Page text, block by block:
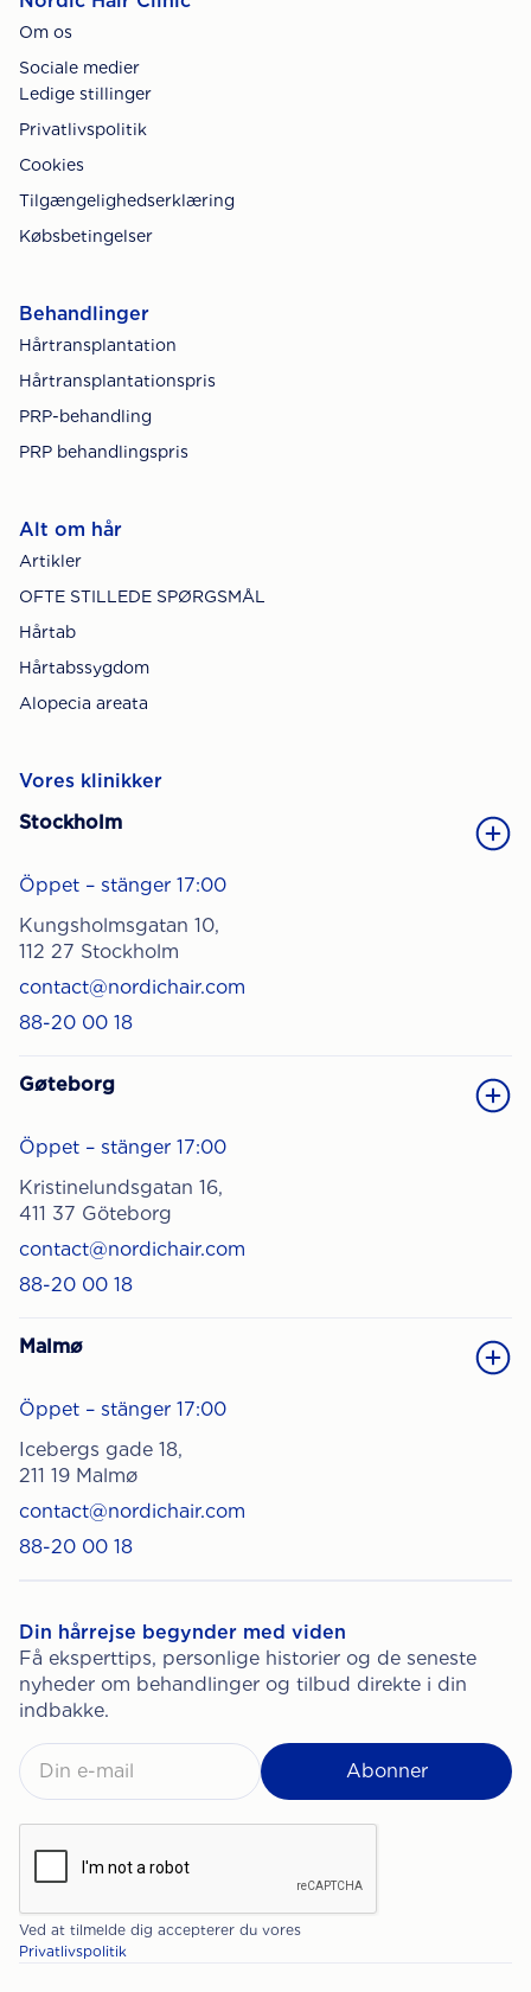
Om os
Sociale medier
Ledige stillinger
Privatlivspolitik
Cookies
Tilgængelighedserklæring
Købsbetingelser
Behandlinger
Hårtransplantation
Hårtransplantationspris
PRP-behandling
PRP behandlingspris
Alt om hår
Artikler
OFTE STILLEDE SPØRGSMÅL
Hårtab
Hårtabssygdom
Alopecia areata
Vores klinikker
Stockholm
Öppet – stänger 17:00
Kungsholmsgatan 10,
112 27 Stockholm
contact@nordichair.com
88-20 00 18
Gøteborg
Öppet – stänger 17:00
Kristinelundsgatan 16,
411 37 Göteborg
contact@nordichair.com
88-20 00 18
Malmø
Öppet – stänger 17:00
Icebergs gade 18,
211 19 Malmø
contact@nordichair.com
88-20 00 18
Din hårrejse begynder med viden
Få eksperttips, personlige historier og de seneste
nyheder om behandlinger og tilbud direkte i din
indbakke.
Ved at tilmelde dig accepterer du vores
Privatlivspolitik